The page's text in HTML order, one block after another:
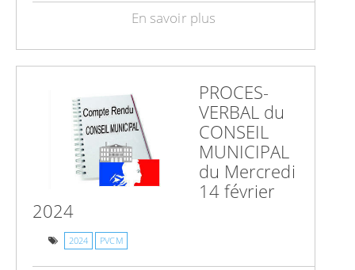
En savoir plus
PROCES-
VERBAL du
CONSEIL
MUNICIPAL
du Mercredi
14 février
2024
2024 PVCM